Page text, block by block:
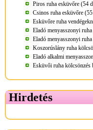
Piros ruha esküvőre (54
Csinos ruha esküvőre
Esküvőre ruha
Eladó menyasszonyi
Eladó menyasszonyi
Koszorúslány ruha
Eladó alkalmi
Esküvői ruha kölcsönzés
Hirdetés